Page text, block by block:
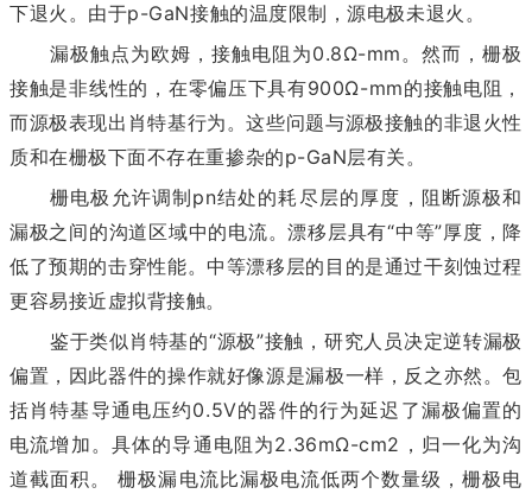
下退火。由于p-GaN接触的温度限制，源电极未退火。
漏极触点为欧姆，接触电阻为0.8Ω-mm。然而，栅极
接触是非线性的，在零偏压下具有900Ω-mm的接触电阻，
而源极表现出肖特基行为。这些问题与源极接触的非退火性
质和在栅极下面不存在重掺杂的p-GaN层有关。
栅电极允许调制pn结处的耗尽层的厚度，阻断源极和
漏极之间的沟道区域中的电流。漂移层具有“中等”厚度，降
低了预期的击穿性能。中等漂移层的目的是通过干刻蚀过程
更容易接近虚拟背接触。
鉴于类似肖特基的“源极”接触，研究人员决定逆转漏极
偏置，因此器件的操作就好像源是漏极一样，反之亦然。包
括肖特基导通电压约0.5V的器件的行为延迟了漏极偏置的
电流增加。具体的导通电阻为2.36mΩ-cm2，归一化为沟
道截面积。 栅极漏电流比漏极电流低两个数量级，栅极电